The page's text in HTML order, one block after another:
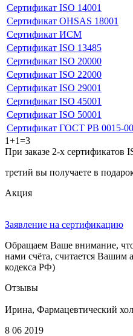
Сертификат ISO 14001
Сертификат OHSAS 18001
Сертификат ИСМ
Сертификат ISO 13485
Сертификат ISO 20000
Сертификат ISO 22000
Сертификат ISO 29001
Сертификат ISO 45001
Сертификат ISO 50001
Сертификат ГОСТ РВ 0015-
1+1=3
При заказе 2-х сертификатов
третий вы получаете в
Акция
Заявление на сертификацию
Обращаем Ваше внимание,
нами счёта, считается Вашим
кодекса РФ)
Отзывы
Ирина, Фармацевтический
8 06 2019